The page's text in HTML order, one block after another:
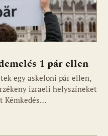
1 pár ellen
egy askeloni pár ellen,
izraeli helyszíneket
Kémkedés…